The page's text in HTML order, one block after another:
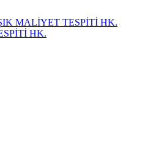
MALİYET TESPİTİ HK.
HK.